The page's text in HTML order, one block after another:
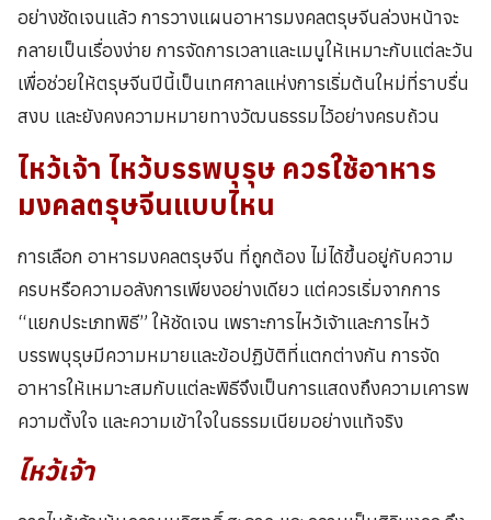
อย่างชัดเจนแล้ว การวางแผนอาหารมงคลตรุษจีนล่วงหน้าจะ
กลายเป็นเรื่องง่าย การจัดการเวลาและเมนูให้เหมาะกับแต่ละวัน
เพื่อช่วยให้ตรุษจีนปีนี้เป็นเทศกาลแห่งการเริ่มต้นใหม่ที่ราบรื่น
สงบ และยังคงความหมายทางวัฒนธรรมไว้อย่างครบถ้วน
ไหว้เจ้า ไหว้บรรพบุรุษ ควรใช้อาหาร
มงคลตรุษจีนแบบไหน
การเลือก อาหารมงคลตรุษจีน ที่ถูกต้อง ไม่ได้ขึ้นอยู่กับความ
ครบหรือความอลังการเพียงอย่างเดียว แต่ควรเริ่มจากการ
“แยกประเภทพิธี” ให้ชัดเจน เพราะการไหว้เจ้าและการไหว้
บรรพบุรุษมีความหมายและข้อปฏิบัติที่แตกต่างกัน การจัด
อาหารให้เหมาะสมกับแต่ละพิธีจึงเป็นการแสดงถึงความเคารพ
ความตั้งใจ และความเข้าใจในธรรมเนียมอย่างแท้จริง
ไหว้เจ้า